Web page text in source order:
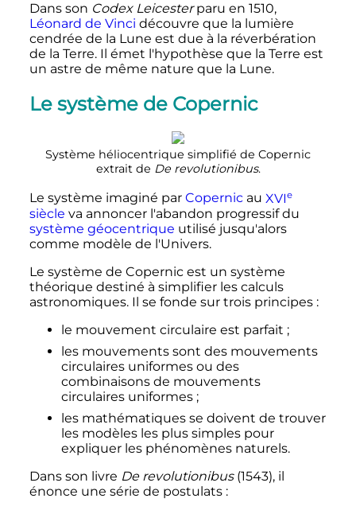
Dans son Codex Leicesterparu en 1510,
Léonard de Vinci découvre que la lumière
cendrée de la Lune est due à la réverbération
de la Terre. Il émet l'hypothèse que la Terre est
un astre de même nature que la Lune.
Le système de Copernic
Système héliocentrique simplifié de Copernic
extrait de De revolutionibus.
Le système imaginé par Copernicau XVIe
siècle va annoncer l'abandon progressif du
système géocentrique utilisé jusqu'alors
comme modèle de l'Univers.
Le système de Copernic est un système
théorique destiné à simplifier les calculs
astronomiques. Il se fonde sur trois principes :
le mouvement circulaire est parfait ;
les mouvements sont des mouvements
circulaires uniformes ou des
combinaisons de mouvements
circulaires uniformes ;
les mathématiques se doivent de trouver
les modèles les plus simples pour
expliquer les phénomènes naturels.
Dans son livre De revolutionibus(1543), il
énonce une série de postulats :